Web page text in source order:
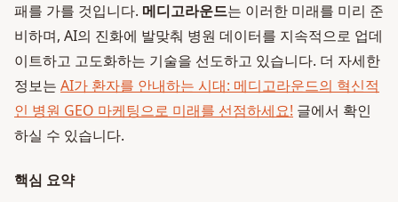
패를 가를 것입니다. 메디고라운드는 이러한 미래를 미리 준
비하며, AI의 진화에 발맞춰 병원 데이터를 지속적으로 업데
이트하고 고도화하는 기술을 선도하고 있습니다. 더 자세한
정보는 AI가 환자를 안내하는 시대: 메디고라운드의 혁신적
인 병원 GEO 마케팅으로 미래를 선점하세요! 글에서 확인
하실 수 있습니다.
핵심 요약